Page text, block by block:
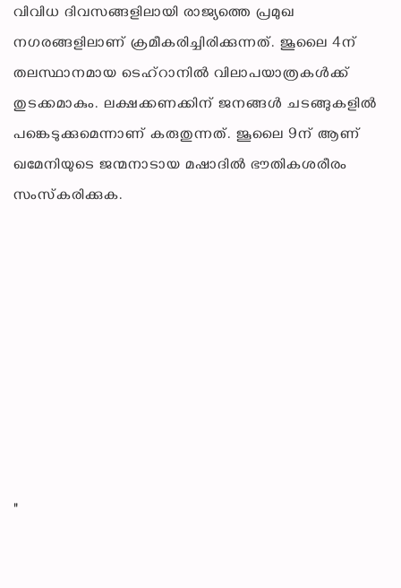
വിവിധ ദിവസങ്ങളിലായി രാജ്യത്തെ പ്രമുഖ
നഗരങ്ങളിലാണ് ക്രമീകരിച്ചിരിക്കുന്നത്. ജൂലൈ 4ന്
തലസ്ഥാനമായ ടെഹ്‌റാനിൽ വിലാപയാത്രകൾക്ക്
തുടക്കമാകും. ലക്ഷക്കണക്കിന് ജനങ്ങൾ ചടങ്ങുകളിൽ
പങ്കെടുക്കുമെന്നാണ് കരുതുന്നത്. ​ജൂലൈ 9ന് ആണ്
ഖമേനിയുടെ ജന്മനാടായ മഷാദിൽ ഭൗതികശരീരം
സംസ്‌കരിക്കുക.
​"